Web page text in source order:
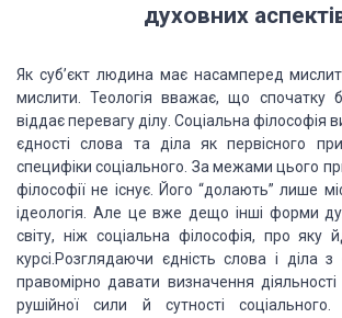
духовних
Як суб’єкт людина має насамперед
мислити. Теологія вважає, що спочатку
віддає перевагу ділу. Соціальна філософія
єдності слова та діла як первісного
специфіки соціального. За межами цього
філософії не існує. Його “долають” лише
ідеологія. Але це вже дещо інші форми
світу, ніж соціальна філософія, про яку
курсі.Розглядаючи єдність слова і діла з
правомірно давати визначення
рушійної сили й сутності соціального.